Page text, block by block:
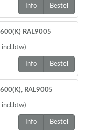
Info Bestel
RAL9005
incl.btw)
Info Bestel
RAL9005
incl.btw)
Info Bestel